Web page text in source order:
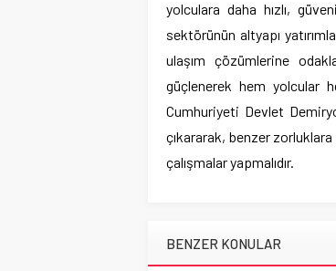
yolculara daha hızlı,
sektörünün altyapı
ulaşım çözümlerine
güçlenerek hem yolcular
Cumhuriyeti Devlet
çıkararak, benzer
çalışmalar yapmalıdır.
BENZER KONULAR